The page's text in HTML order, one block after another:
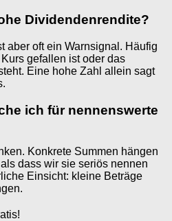
Dividendenrendite?
aber oft ein Warnsignal. Häufig
gefallen ist oder das
Eine hohe Zahl allein sagt
ich für nennenswerte
Konkrete Summen hängen
dass wir sie seriös nennen
Einsicht: kleine Beträge